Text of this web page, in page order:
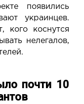
появились
украинцев.
кого коснутся
нелегалов,
почти 10